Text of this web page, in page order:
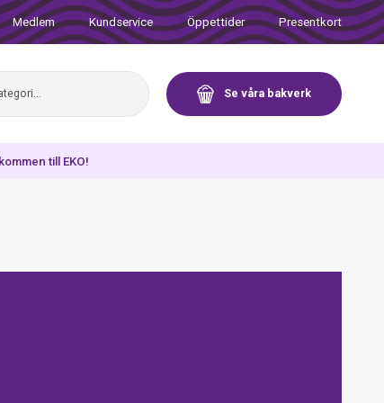
Medlem Kundservice Öppettider Presentkort
Se våra bakverk
till EKO!